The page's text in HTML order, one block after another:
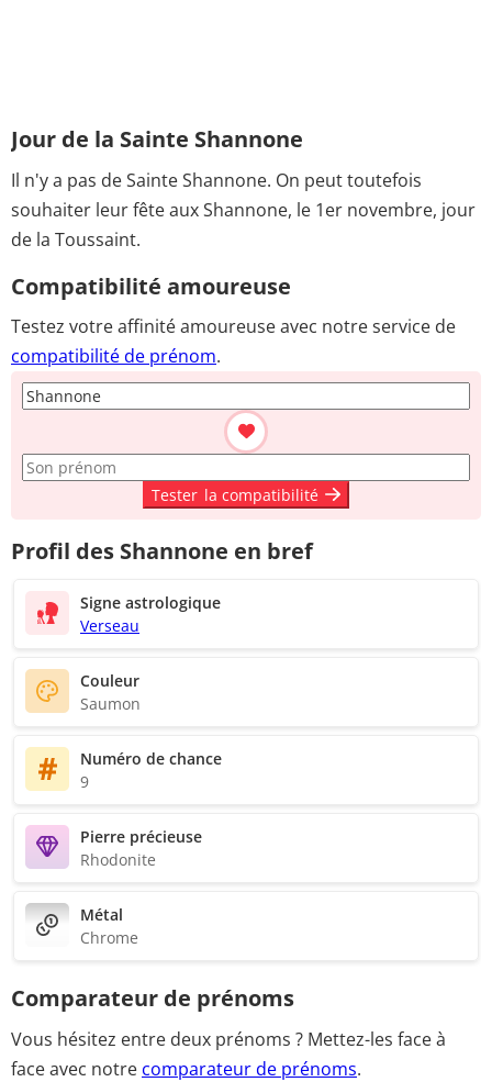
Jour de la Sainte Shannone
Il n'y a pas de Sainte Shannone. On peut toutefois
souhaiter leur fête aux Shannone, le 1er novembre, jour
de la Toussaint.
Compatibilité amoureuse
Testez votre affinité amoureuse avec notre service de
compatibilité de prénom.
Tester la compatibilité
Profil des Shannone en bref
Signe astrologique
Verseau
Couleur
Saumon
Numéro de chance
9
Pierre précieuse
Rhodonite
Métal
Chrome
Comparateur de prénoms
Vous hésitez entre deux prénoms ? Mettez-les face à
face avec notre comparateur de prénoms.